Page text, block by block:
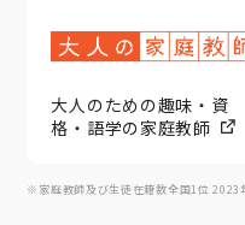
大人のための趣味・資
格・語学の家庭教師
※家庭教師及び生徒在籍数全国1位 2023